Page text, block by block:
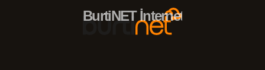
BurtiNET İnternet Hizmetleri –